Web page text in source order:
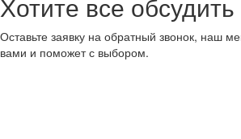
Оставьте заявку на обратный звонок, наш
вами и поможет с выбором.